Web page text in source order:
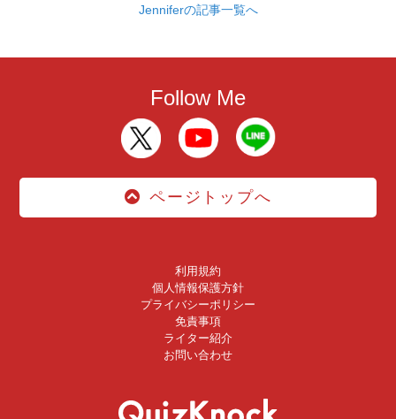
Jenniferの記事一覧へ
Follow Me
ページトップへ
利用規約
個人情報保護方針
プライバシーポリシー
免責事項
ライター紹介
お問い合わせ